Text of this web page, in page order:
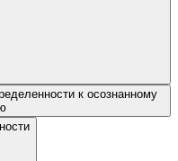
к осознанному